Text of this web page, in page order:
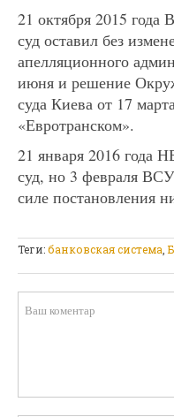
21 октября 2015
суд оставил без
апелляционного
июня и решение
суда Киева от 17
«Евротранском».
21 января 2016 года
суд, но 3 февраля
силе постановления
Теги:банковская система ,